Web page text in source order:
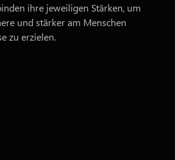
ihre jeweiligen Stärken, um
und stärker am Menschen
zu erzielen.